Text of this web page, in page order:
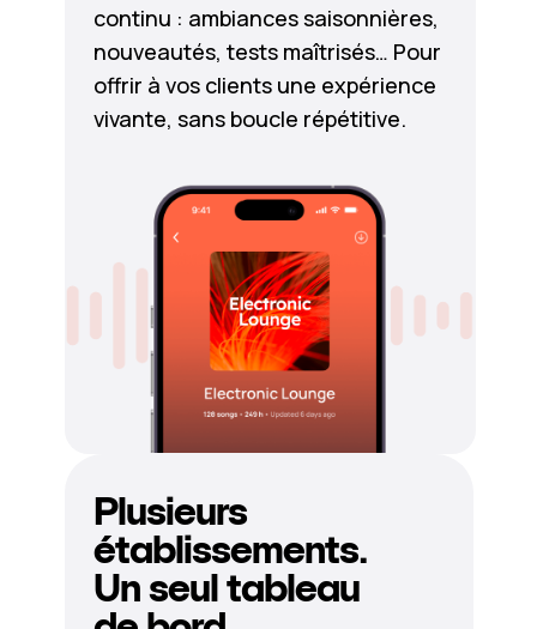
continu : ambiances saisonnières,
nouveautés, tests maîtrisés… Pour
offrir à vos clients une expérience
vivante, sans boucle répétitive.
Plusieurs
établissements.
Un seul tableau